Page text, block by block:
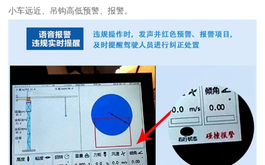
小车远近、吊钩高低预警、报警。